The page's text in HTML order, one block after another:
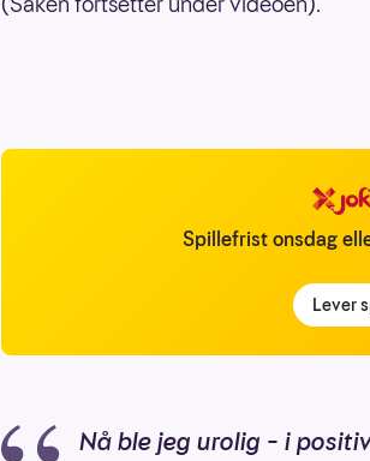
Spillefrist onsdag
Lever
Nå ble jeg urolig – i